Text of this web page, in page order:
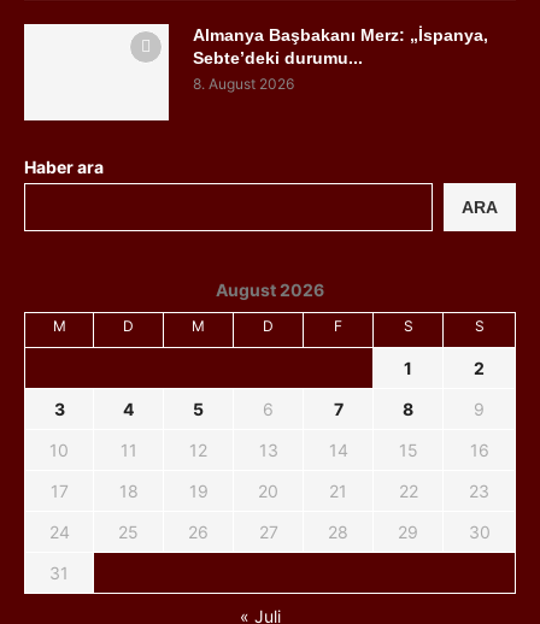
Almanya Başbakanı Merz: „İspanya,
Sebte’deki durumu...
8. August 2026
Haber ara
ARA
August 2026
M D M D F S S
1
2
3
4 5 6 7 8
9
10
11 12 13 14 15
16
17
18 19 20 21 22
23
24
25 26 27 28 29
30
31
« Juli